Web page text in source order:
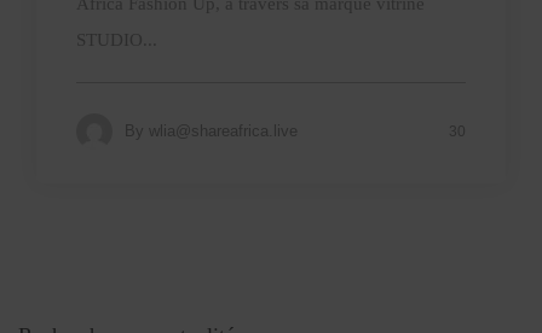
Africa Fashion Up, à travers sa marque vitrine
STUDIO...
By wlia@shareafrica.live 30